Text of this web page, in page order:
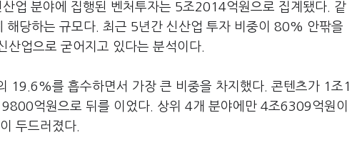
업 분야에 집행된 벤처투자는 5조2014억원으로 집계됐다. 같
당하는 규모다. 최근 5년간 신산업 투자 비중이 80% 안팎을
업으로 굳어지고 있다는 분석이다.
19.6%를 흡수하면서 가장 큰 비중을 차지했다. 콘텐츠가 1조1
억원으로 뒤를 이었다. 상위 4개 분야에만 4조6309억원이
두드러졌다.